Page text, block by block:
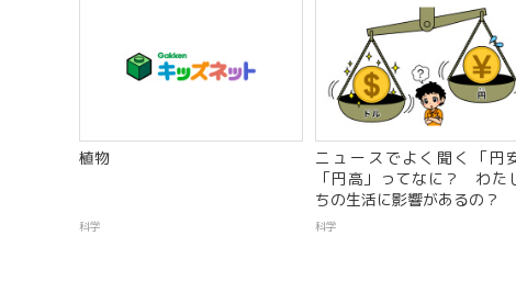
植物
科学
ニュースでよく聞く「円
「円高」ってなに？ わた
ちの生活に影響があるの？
科学